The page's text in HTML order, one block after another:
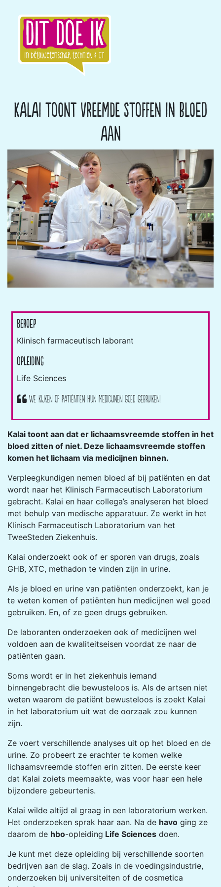
Kalai toont vreemde stoffen in bloed
aan
Beroep
Klinisch farmaceutisch laborant
Opleiding
Life Sciences
We kijken of patiënten hun medicijnen goed gebruiken!
Kalai toont aan dat er lichaamsvreemde stoffen in het
bloed zitten of niet. Deze lichaamsvreemde stoffen
komen het lichaam via medicijnen binnen.
Verpleegkundigen nemen bloed af bij patiënten en dat
wordt naar het Klinisch Farmaceutisch Laboratorium
gebracht. Kalai en haar collega’s analyseren het bloed
met behulp van medische apparatuur. Ze werkt in het
Klinisch Farmaceutisch Laboratorium van het
TweeSteden Ziekenhuis.
Kalai onderzoekt ook of er sporen van drugs, zoals
GHB, XTC, methadon te vinden zijn in urine.
Als je bloed en urine van patiënten onderzoekt, kan je
te weten komen of patiënten hun medicijnen wel goed
gebruiken. En, of ze geen drugs gebruiken.
De laboranten onderzoeken ook of medicijnen wel
voldoen aan de kwaliteitseisen voordat ze naar de
patiënten gaan.
Soms wordt er in het ziekenhuis iemand
binnengebracht die bewusteloos is. Als de artsen niet
weten waarom de patiënt bewusteloos is zoekt Kalai
in het laboratorium uit wat de oorzaak zou kunnen
zijn.
Ze voert verschillende analyses uit op het bloed en de
urine. Zo probeert ze erachter te komen welke
lichaamsvreemde stoffen erin zitten. De eerste keer
dat Kalai zoiets meemaakte, was voor haar een hele
bijzondere gebeurtenis.
Kalai wilde altijd al graag in een laboratorium werken.
Het onderzoeken sprak haar aan. Na de havo ging ze
daarom de hbo-opleiding Life Sciences doen.
Je kunt met deze opleiding bij verschillende soorten
bedrijven aan de slag. Zoals in de voedingsindustrie,
onderzoeken bij universiteiten of de cosmetica